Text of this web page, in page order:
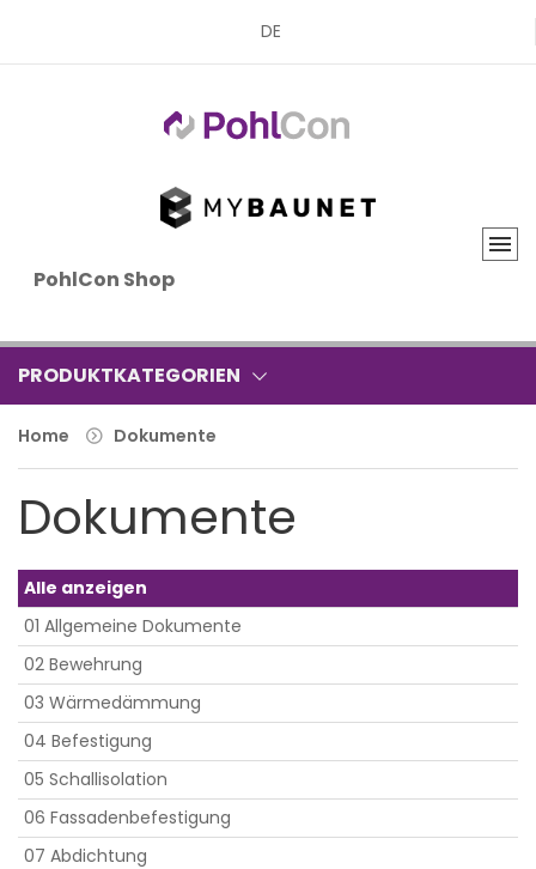
DE
PohlCon Shop
PRODUKTKATEGORIEN
Home Dokumente
Dokumente
Alle anzeigen
01 Allgemeine Dokumente
02 Bewehrung
03 Wärmedämmung
04 Befestigung
05 Schallisolation
06 Fassadenbefestigung
07 Abdichtung